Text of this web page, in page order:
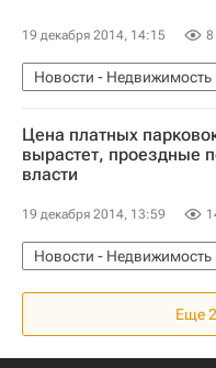
19 декабря 2014, 14:15 8
Новости - Недвижимость
Транспорт
Цена платных
вырастет, проездные
власти
19 декабря 2014, 13:59
Новости - Недвижимость
Парковка
Транспорт
Платная парковка в
Еще